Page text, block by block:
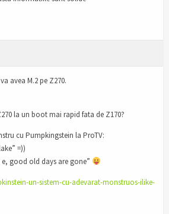
avea M.2 pe Z270.
la un boot mai rapid fata de Z170?
cu Pumpkingstein la ProTV:
=))
good old days are gone”
un-sistem-cu-adevarat-monstruos-ilike-